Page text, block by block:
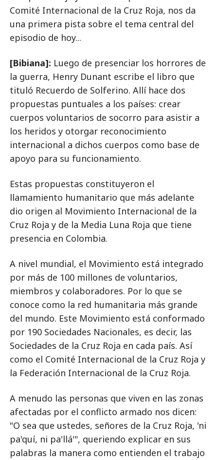
Comité Internacional de la Cruz Roja, nos da
una primera pista sobre el tema central del
episodio de hoy...
[Bibiana]: Luego de presenciar los horrores de
la guerra, Henry Dunant escribe el libro que
tituló Recuerdo de Solferino. Allí hace dos
propuestas puntuales a los países: crear
cuerpos voluntarios de socorro para asistir a
los heridos y otorgar reconocimiento
internacional a dichos cuerpos como base de
apoyo para su funcionamiento.
Estas propuestas constituyeron el
llamamiento humanitario que más adelante
dio origen al Movimiento Internacional de la
Cruz Roja y de la Media Luna Roja que tiene
presencia en Colombia.
A nivel mundial, el Movimiento está integrado
por más de 100 millones de voluntarios,
miembros y colaboradores. Por lo que se
conoce como la red humanitaria más grande
del mundo. Este Movimiento está conformado
por 190 Sociedades Nacionales, es decir, las
Sociedades de la Cruz Roja en cada país. Así
como el Comité Internacional de la Cruz Roja y
la Federación Internacional de la Cruz Roja.
A menudo las personas que viven en las zonas
afectadas por el conflicto armado nos dicen:
"O sea que ustedes, señores de la Cruz Roja, 'ni
pa'quí, ni pa'llá'", queriendo explicar en sus
palabras la manera como entienden el trabajo